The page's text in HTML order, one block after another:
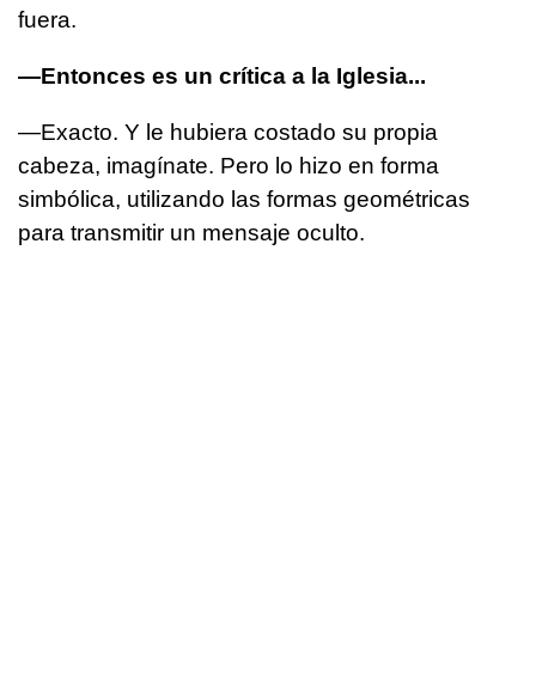
fuera.
—Entonces es un crítica a la Iglesia...
—Exacto. Y le hubiera costado su propia
cabeza, imagínate. Pero lo hizo en forma
simbólica, utilizando las formas geométricas
para transmitir un mensaje oculto.